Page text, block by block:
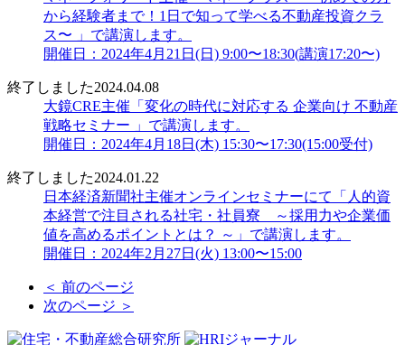
から経験者まで！1日で知って学べる不動産投資クラ
ス〜 」で講演します。
開催日：2024年4月21日(日) 9:00〜18:30(講演17:20〜)
終了しました2024.04.08
大鏡CRE主催「変化の時代に対応する 企業向け 不動産
戦略セミナー 」で講演します。
開催日：2024年4月18日(木) 15:30〜17:30(15:00受付)
終了しました2024.01.22
日本経済新聞社主催オンラインセミナーにて「人的資
本経営で注目される社宅・社員寮 ～採用力や企業価
値を高めるポイントとは？ ～」で講演します。
開催日：2024年2月27日(火) 13:00〜15:00
＜ 前のページ
次のページ ＞